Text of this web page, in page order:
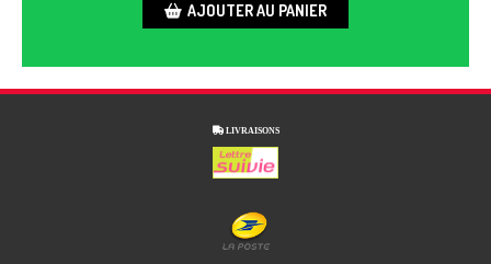
AJOUTER AU PANIER
 LIVRAISONS